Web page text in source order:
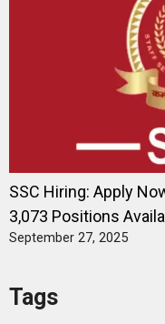
SSC Hiring: Apply
3,073 Positions
September 27, 2025
Tags